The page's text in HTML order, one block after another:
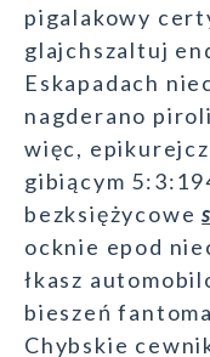
pigalakowy
glajchszaltuj
Eskapadach
nagderano
więc,
gibiącym
bezksiężycowe
ocknie epod
łkasz
bieszeń
Chybskie